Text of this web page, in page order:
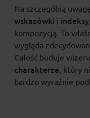
Na szczególną
wskazówki i indeksy
kompozycją. To
wygląda
Całość buduje
charakterze, który
bardzo wyraźnie